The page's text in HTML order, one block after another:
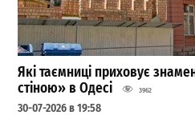
Які таємниці приховує
стіною» в Одесі
3962
30-07-2026 в 19:58